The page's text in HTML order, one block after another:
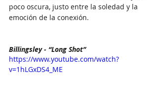
poco oscura, justo entre la soledad y la
emoción de la conexión.
Billingsley - “Long Shot”
https://www.youtube.com/watch?
v=1hLGxDS4_ME